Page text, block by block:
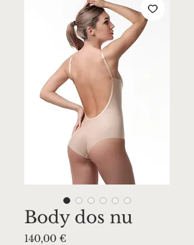
Body dos nu
140,00 €Prix